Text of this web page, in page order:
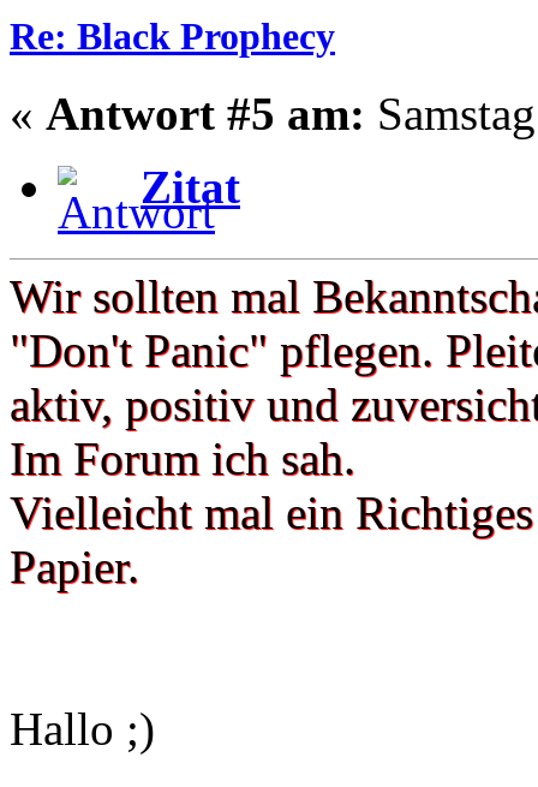
Re: Black Prophecy
« Antwort #5 am:
Zitat
Wir sollten mal
"Don't Panic" pflegen.
aktiv, positiv und
Im Forum ich sah.
Vielleicht mal ein
Papier.
Hallo ;)